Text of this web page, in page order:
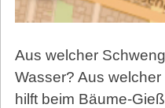
Aus welcher
Wasser? Aus
hilft beim Bäume-